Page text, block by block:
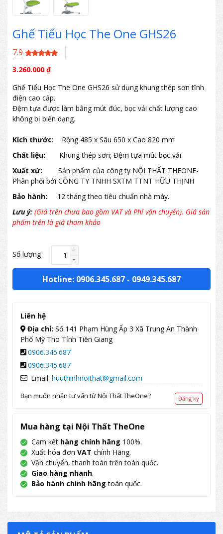
Ghế Tiểu Học The One GHS26
7.9
3.260.000 ₫
Ghế Tiểu Học The One GHS26 sử dụng khung thép sơn tĩnh
điện cao cấp.
Đệm tựa được làm bằng mút đúc, bọc vải chất lượng cao
không bị biến dạng.
Kích thước: Rộng 485 x Sâu 650 x Cao 820 mm
Chất liệu:
Khung thép sơn; Đệm tựa mút bọc vải.
Xuất xứ:
Sản phẩm của công ty NỘI THẤT THEONE-
Phân phối bởi CÔNG TY TNHH SXTM TTNT HỮU THỊNH
Bảo hành:
12 tháng theo tiêu chuẩn nhà máy.
Lưu ý: (Giá trên chưa bao gồm VAT và Phí vận chuyển). Giá sản
phẩm trên là giá tham khảo
Số lượng
Hotline: 0906.345.687 - 0949.345.687
Liên hệ
Địa chỉ: Số 141 Phạm Hùng Ấp 3 Xã Trung An Thành
Phố Mỹ Tho Tỉnh Tiền Giang
0906.345.687
0906.345.687
Email: huuthinhnoithat@gmail.com
Bạn muốn nhận tư vấn từ Nội Thất TheOne? Đăng ký
Mua hàng tại Nội Thất TheOne
Cam kết hàng chính hãng 100%.
Xuất hóa đơn VAT chính Hãng.
Vận chuyển, thanh toán trên toàn quốc.
Giao hàng nhanh.
Bảo hành chính hãng toàn quốc.